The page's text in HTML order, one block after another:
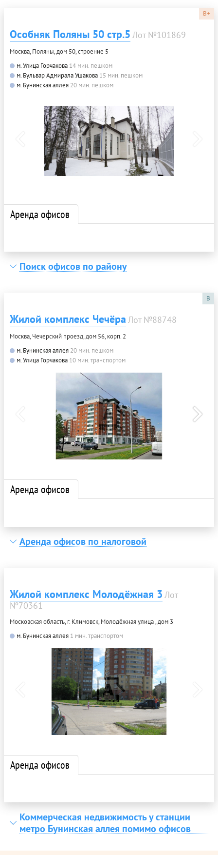
B+
Особняк Поляны 50 стр.5 Лот №101869
Москва, Поляны, дом 50, строение 5
м. Улица Горчакова 14 мин. пешком
м. Бульвар Адмирала Ушакова 15 мин. пешком
м. Бунинская аллея 20 мин. пешком
Аренда офисов
Поиск офисов по району
B
Жилой комплекс Чечёра Лот №88748
Москва, Чечерский проезд, дом 56, корп. 2
м. Бунинская аллея 20 мин. пешком
м. Улица Горчакова 10 мин. транспортом
Аренда офисов
Аренда офисов по налоговой
Жилой комплекс Молодёжная 3 Лот
№70361
Московская область, г. Климовск, Молодёжная улица , дом 3
м. Бунинская аллея 1 мин. транспортом
Аренда офисов
Коммерческая недвижимость у станции
метро Бунинская аллея помимо офисов